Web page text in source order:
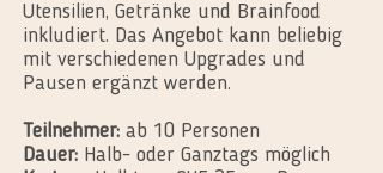
Utensilien, Getränke und Brainfood
inkludiert. Das Angebot kann beliebig
mit verschiedenen Upgrades und
Pausen ergänzt werden.
Teilnehmer: ab 10 Personen
Dauer: Halb- oder Ganztags möglich